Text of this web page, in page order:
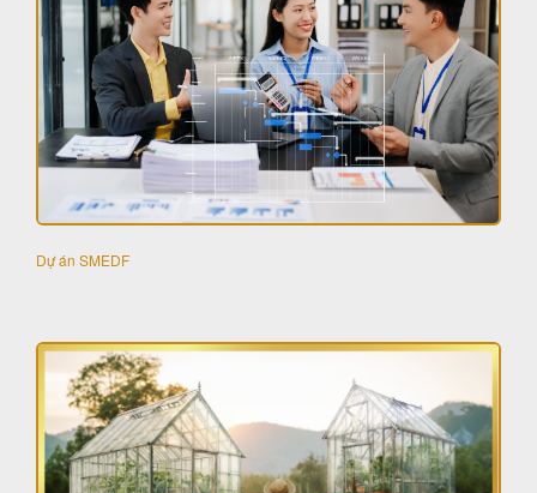
Dự án SMEDF